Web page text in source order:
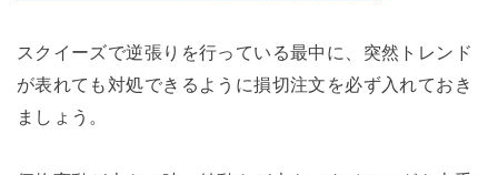
スクイーズで逆張りを行っている最中に、突然トレンド
が表れても対処できるように損切注文を必ず入れておき
ましょう。